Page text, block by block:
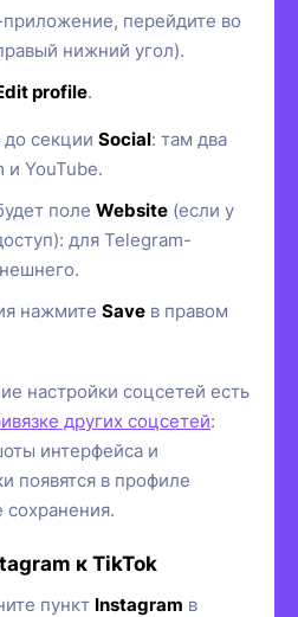
перейдите во
нижний угол).
profile.
до секции Social: там два
и YouTube.
поле Website (если у
для Telegram-
нажмите Save в правом
настройки соцсетей есть
других соцсетей:
интерфейса и
появятся в профиле
сохранения.
к TikTok
пункт Instagram в